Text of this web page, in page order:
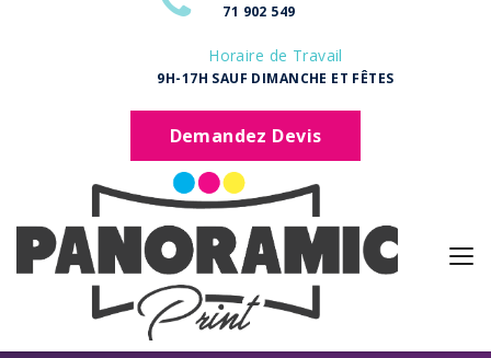
71 902 549
Horaire de Travail
9H-17H SAUF DIMANCHE ET FÊTES
Demandez Devis